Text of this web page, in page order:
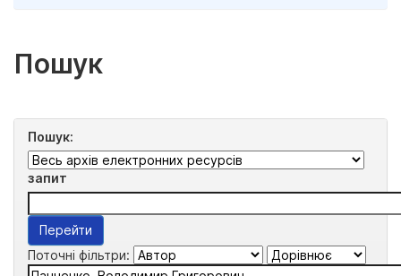
Пошук
Пошук:
запит
Поточні фільтри: